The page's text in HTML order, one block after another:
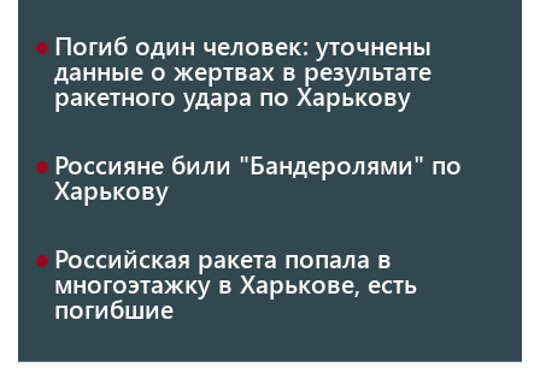
Погиб один человек: уточнены
данные о жертвах в результате
ракетного удара по Харькову
Россияне били "Бандеролями" по
Харькову
Российская ракета попала в
многоэтажку в Харькове, есть
погибшие